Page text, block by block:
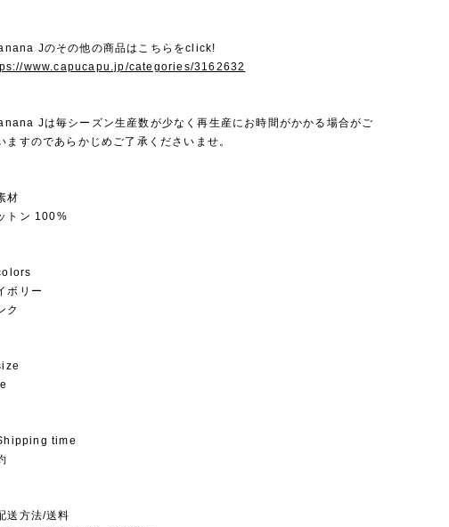
Jのその他の商品はこちらをclick!
www.capucapu.jp/categories/3162632
Jは毎シーズン生産数が少なく再生産にお時間がかかる場合がご
ますのであらかじめご了承くださいませ。
材
トン 100%
ボリー
ク
time
送方法/送料